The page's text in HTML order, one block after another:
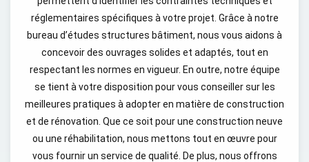
réglementaires spécifiques à votre projet. Grâce à notre
bureau d’études structures bâtiment, nous vous aidons à
concevoir des ouvrages solides et adaptés, tout en
respectant les normes en vigueur. En outre, notre équipe
se tient à votre disposition pour vous conseiller sur les
meilleures pratiques à adopter en matière de construction
et de rénovation. Que ce soit pour une construction neuve
ou une réhabilitation, nous mettons tout en œuvre pour
vous fournir un service de qualité. De plus, nous offrons